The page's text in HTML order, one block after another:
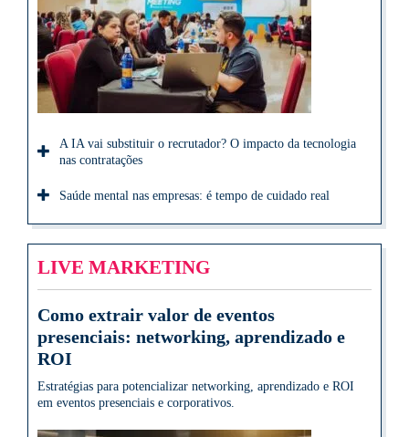
A IA vai substituir o recrutador? O impacto da tecnologia
nas contratações
Saúde mental nas empresas: é tempo de cuidado real
LIVE MARKETING
Como extrair valor de eventos
presenciais: networking, aprendizado e
ROI
Estratégias para potencializar networking, aprendizado e ROI
em eventos presenciais e corporativos.